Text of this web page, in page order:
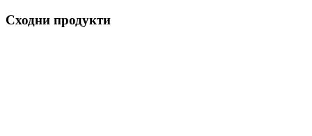
Сходни продукти